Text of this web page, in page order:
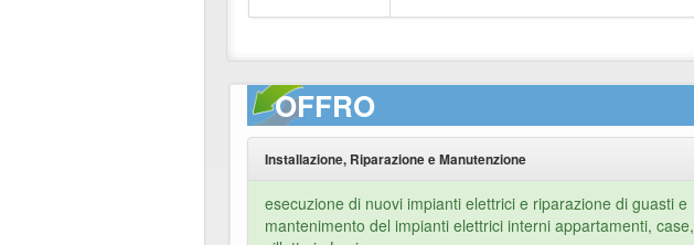
OFFRO
Installazione, Riparazione e Manutenzione
esecuzione di nuovi impianti elettrici e riparazione di guasti e
mantenimento del impianti elettrici interni appartamenti, case,